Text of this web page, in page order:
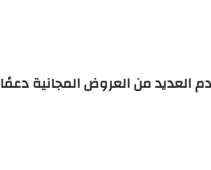
العديد من العروض المجانية دعمًا